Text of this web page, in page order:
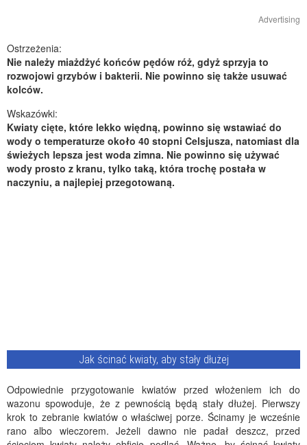
Advertising
Ostrzeżenia:
Nie należy miażdżyć końców pędów róż, gdyż sprzyja to
rozwojowi grzybów i bakterii. Nie powinno się także usuwać
kolców.
Wskazówki:
Kwiaty cięte, które lekko więdną, powinno się wstawiać do
wody o temperaturze około 40 stopni Celsjusza, natomiast dla
świeżych lepsza jest woda zimna. Nie powinno się używać
wody prosto z kranu, tylko taką, która trochę postała w
naczyniu, a najlepiej przegotowaną.
Jak ścinać kwiaty, aby stały dłużej
Odpowiednie przygotowanie kwiatów przed włożeniem ich do
wazonu spowoduje, że z pewnością będą stały dłużej. Pierwszy
krok to zebranie kwiatów o właściwej porze. Ścinamy je wcześnie
rano albo wieczorem. Jeżeli dawno nie padał deszcz, przed